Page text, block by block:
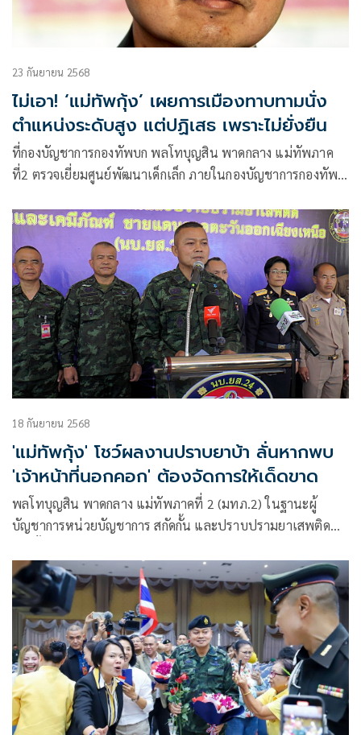
23 กันยายน 2568
ไม่เอา! ‘แม่ทัพกุ้ง’ เผยการเมืองทาบทามนั่ง
ตำแหน่งระดับสูง แต่ปฏิเสธ เพราะไม่ยั่งยืน
ที่กองบัญชาการกองทัพบก พลโทบุญสิน พาดกลาง แม่ทัพภาค
ที่2 ตรวจเยี่ยมศูนย์พัฒนาเด็กเล็ก ภายในกองบัญชาการกองทัพ
18 กันยายน 2568
'แม่ทัพกุ้ง' โชว์ผลงานปราบยาบ้า ลั่นหากพบ
'เจ้าหน้าที่นอกคอก' ต้องจัดการให้เด็ดขาด
พลโทบุญสิน พาดกลาง แม่ทัพภาคที่ 2 (มทภ.2) ในฐานะผู้
บัญชาการหน่วยบัญชาการ สกัดกั้น และปราบปรามยาเสพติด